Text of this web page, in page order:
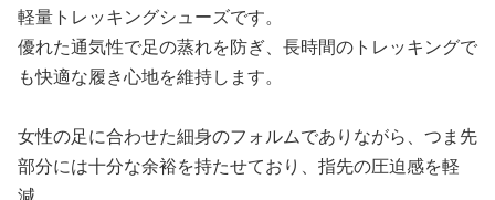
軽量トレッキングシューズです。
優れた通気性で足の蒸れを防ぎ、長時間のトレッキングで
も快適な履き心地を維持します。
女性の足に合わせた細身のフォルムでありながら、つま先
部分には十分な余裕を持たせており、指先の圧迫感を軽